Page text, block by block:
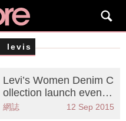
levis
Levi’s Women Denim C
ollection launch even
t！
網誌 12 Sep 2015